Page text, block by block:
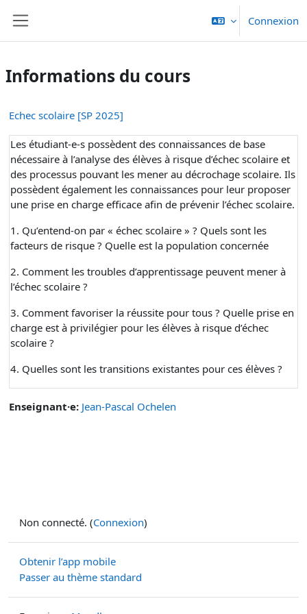
Connexion
Informations du cours
Echec scolaire [SP 2025]
Les étudiant-e-s possèdent des connaissances de base
nécessaire à l’analyse des élèves à risque d’échec scolaire et
des processus pouvant les mener au décrochage scolaire. Ils
possèdent également les connaissances pour leur proposer
une prise en charge efficace afin de prévenir l’échec scolaire.
1. Qu’entend-on par « échec scolaire » ? Quels sont les
facteurs de risque ? Quelle est la population concernée
2. Comment les troubles d’apprentissage peuvent mener à
l’échec scolaire ?
3. Comment favoriser la réussite pour tous ? Quelle prise en
charge est à privilégier pour les élèves à risque d’échec
scolaire ?
4. Quelles sont les transitions existantes pour ces élèves ?
Enseignant·e: Jean-Pascal Ochelen
Non connecté. (Connexion)
Obtenir l’app mobile
Passer au thème standard